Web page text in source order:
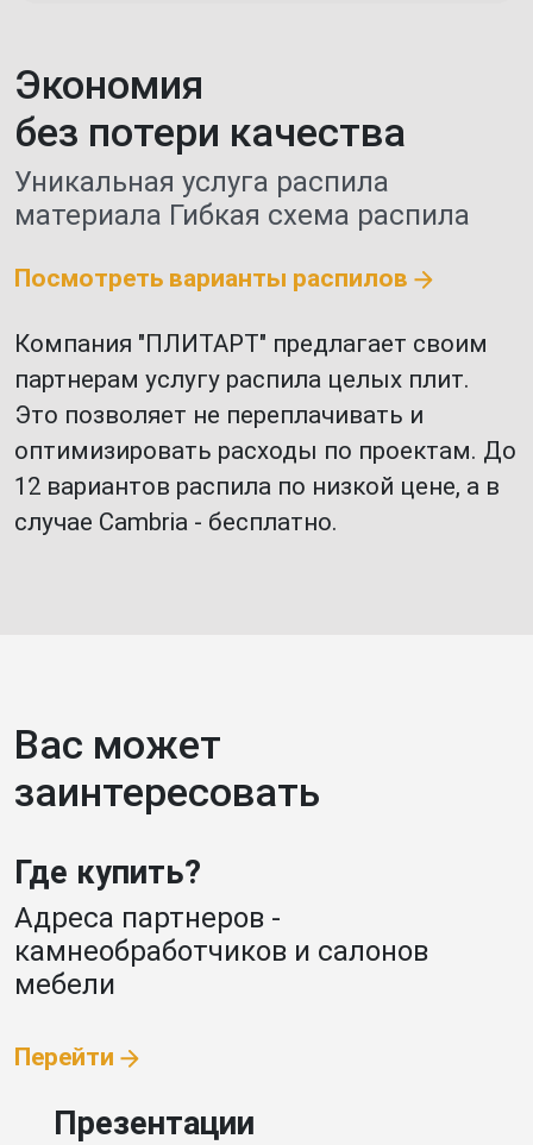
Экономия
без потери качества
Уникальная услуга распила
материала Гибкая схема распила
Посмотреть варианты распилов
Компания "ПЛИТАРТ" предлагает своим
партнерам услугу распила целых плит.
Это позволяет не переплачивать и
оптимизировать расходы по проектам. До
12 вариантов распила по низкой цене, а в
случае Cambria - бесплатно.
Вас может
заинтересовать
Где купить?
Адреса партнеров -
камнеобработчиков и салонов
мебели
Перейти
Презентации